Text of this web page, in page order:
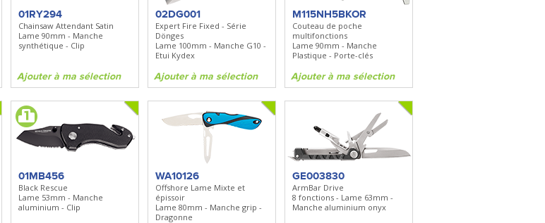
BN535
Clip réversible
Ajouter à ma sélection
SR100
Lame 170mm - Manche bois
Ajouter à ma sélection
DC4 - Pierre à aiguiser
Longueur 100mm -
Diamant/céramique - Etui cuir
Ajouter à ma sélection
01RY294
Chainsaw Attendant Satin
Lame 90mm - Manche
synthétique - Clip
Ajouter à ma sélection
02DG001
Expert Fire Fixed - Série
Dönges
Lame 100mm - Manche G10 -
Etui Kydex
Ajouter à ma sélection
M115NH5BKOR
Couteau de poche
multifonctions
Lame 90mm - Manche
Plastique - Porte-clés
Ajouter à ma sélection
01MB456
Black Rescue
Lame 53mm - Manche
aluminium - Clip
WA10126
Offshore Lame Mixte et
épissoir
Lame 80mm - Manche grip -
Dragonne
GE003830
ArmBar Drive
8 fonctions - Lame 63mm -
Manche aluminium onyx